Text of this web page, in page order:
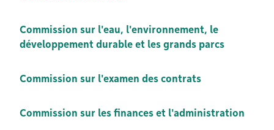
Commission sur l'eau, l'environnement, le
développement durable et les grands parcs
Commission sur l'examen des contrats
Commission sur les finances et l'administration